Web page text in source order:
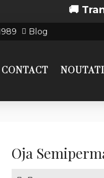
🚚 Transport
Blog
CONTACT
NOUTATI
Oja